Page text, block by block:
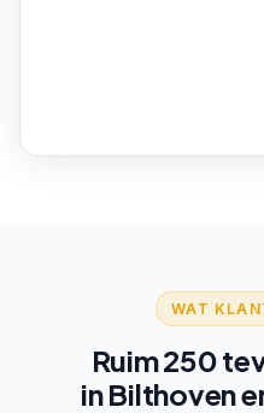
WAT
Ruim 250
in Bilthoven